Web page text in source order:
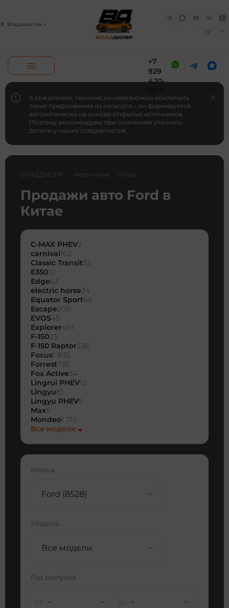
Владивосток
+7
929
420-
К сожалению, технически невозможно исключить
такие предложения из каталога – он формируется
автоматически на основе открытых источников.
Поэтому рекомендуем при сомнениях уточнять
детали у наших специалистов.
ВЛАДДИЛЕР Авто Китая Ford
Продажи авто Ford в
Китае
C-MAX PHEV2
carnival162
Classic Transit32
E35010
Edge62
electric horse24
Equator Sport65
Escape200
EVOS45
Explorer491
F-15023
F-150 Raptor236
Focus1 835
Forrest735
Fox Active34
Lingrui PHEV12
Lingyu81
Lingyu PHEV5
Max6
Mondeo1 713
Все модели
Марка
Ford (8528)
Модель
Все модели
Год выпуска
- -